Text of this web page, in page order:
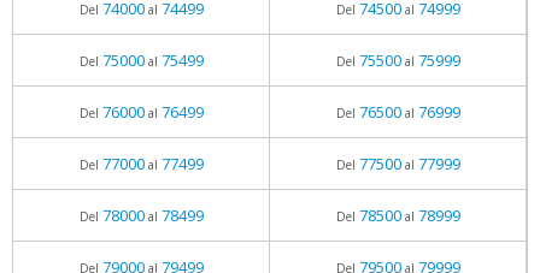
Del 74000al 74499 Del 74500al 74999
Del 75000al 75499 Del 75500al 75999
Del 76000al 76499 Del 76500al 76999
Del 77000al 77499 Del 77500al 77999
Del 78000al 78499 Del 78500al 78999
Del 79000al 79499 Del 79500al 79999